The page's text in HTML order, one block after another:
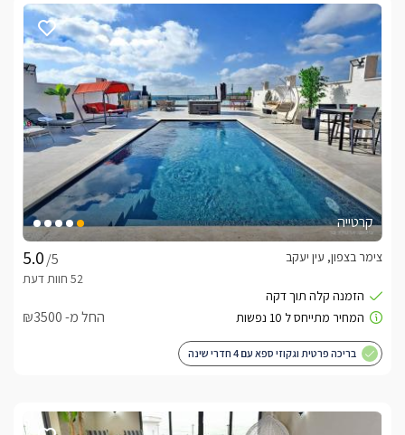
קרטייה
/5
צימר בצפון, עין יעקב
החל מ- ₪3500
בריכה פרטית וגקוזי ספא עם 4 חדרי שינה